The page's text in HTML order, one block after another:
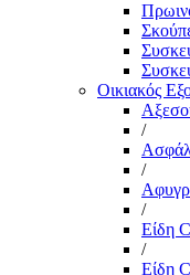
Οικιακός
/
/
/
Είδη
/
Είδη